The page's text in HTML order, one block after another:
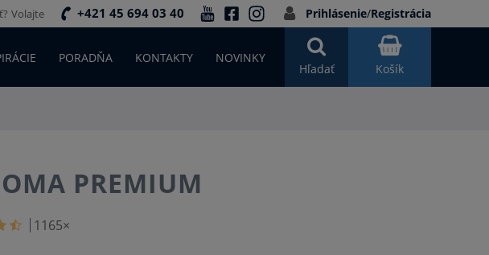
Volajte +421 45 694 03 40 Prihlásenie/Registrácia
Košík
Hľadať
PORADŇA KONTAKTY NOVINKY
PREMIUM
1165×